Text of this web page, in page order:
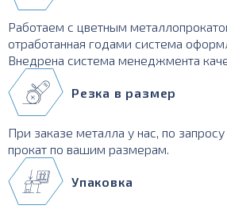
Работаем с цветным
отработанная годами система
Внедрена система менеджмента
Резка в размер
При заказе металла у нас, по запросу
прокат по вашим размерам.
Упаковка